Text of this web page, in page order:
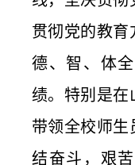
贯彻党的教育
德、智、体
绩。特别是在
带领全校师生
结奋斗，艰